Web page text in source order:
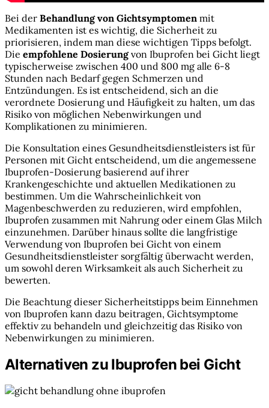
Bei der Behandlung von Gichtsymptomen mit
Medikamenten ist es wichtig, die Sicherheit zu
priorisieren, indem man diese wichtigen Tipps befolgt.
Die empfohlene Dosierungvon Ibuprofen bei Gicht liegt
typischerweise zwischen 400 und 800 mg alle 6-8
Stunden nach Bedarf gegen Schmerzen und
Entzündungen. Es ist entscheidend, sich an die
verordnete Dosierung und Häufigkeit zu halten, um das
Risiko von möglichen Nebenwirkungen und
Komplikationen zu minimieren.
Die Konsultation eines Gesundheitsdienstleisters ist für
Personen mit Gicht entscheidend, um die angemessene
Ibuprofen-Dosierung basierend auf ihrer
Krankengeschichte und aktuellen Medikationen zu
bestimmen. Um die Wahrscheinlichkeit von
Magenbeschwerden zu reduzieren, wird empfohlen,
Ibuprofen zusammen mit Nahrung oder einem Glas Milch
einzunehmen. Darüber hinaus sollte die langfristige
Verwendung von Ibuprofen bei Gicht von einem
Gesundheitsdienstleister sorgfältig überwacht werden,
um sowohl deren Wirksamkeit als auch Sicherheit zu
bewerten.
Die Beachtung dieser Sicherheitstipps beim Einnehmen
von Ibuprofen kann dazu beitragen, Gichtsymptome
effektiv zu behandeln und gleichzeitig das Risiko von
Nebenwirkungen zu minimieren.
Alternativen zu Ibuprofen bei Gicht